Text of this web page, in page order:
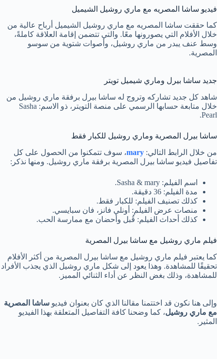
فيديو ساشا المصريه مع ماري روشيل الشيميل
كما حققت ساشا المصريه مع ماري روشيل الشيميل أرباح عالية من
خلال الأفلام التي يصورونها معًا. والتي تتضمن إقامة العلاقة كاملةً،
وسط عنف يبدر من ماري روشيل، وأصوات شتوية من سوسو
المصرية.
جديد ساشا بيرل وماري شيميل تويتر
شاهد كل جديد تشاركه وتروج له ساشا بيرل برفقة ماري روشيل من
خلال متابعة حسابها الرسمي على منصة التويتر، ذو الاسم: Sasha
Pearl.
ساشا بيرل المصرية وماري روشيل للكبار فقط
من خلال الرابط التالي: mary، سوف تتمكنوا من الحصول على كل
تفاصيل فيديو ساشا بيرل المصرية برفقة ماري روشيل. ومنها نذكر:
اسم الفيلم: Sasha & mary.
مدة الفيلم: 36 دقيقة.
كذلك تصنيف الفيلم: للكبار فقط.
منصات عرض الفيلم: أونلي فانز، فان سبايسي.
كذلك أحداث الفيلم: قُبل وأحضان مع ممارسة الحب.
فيلم ماري روشيل مع ساشا بيرل المصرية
كما يعتبر فيلم ماري روشيل مع ساشا بيرل المصرية من أكثر الأفلام
تحقيقًا للمشاهدة. وهذا يعود إلى شكل ماري روشيل الذي يجذب الأفراد
للمشاهدة، وذلك بغض النظر عن أداء الثنائي المميز.
وإلى هنا نكون قد اختتمنا مقالنا الذي كان بعنوان فيديو ساشا المصرية
مع ماري روشيل، كما وضحنا كافة التفاصيل المتعلقة بهذا الفيديو
المثير.